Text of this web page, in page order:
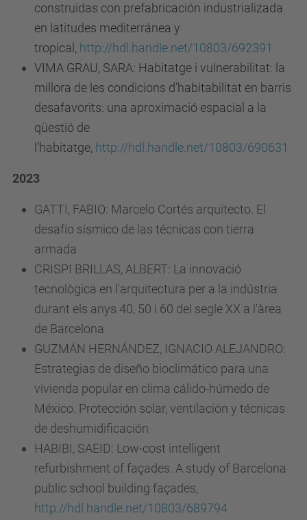
construidas con prefabricación industrializada
en latitudes mediterránea y
tropical, http://hdl.handle.net/10803/692391
VIMA GRAU, SARA: Habitatge i vulnerabilitat: la
millora de les condicions d’habitabilitat en barris
desafavorits: una aproximació espacial a la
qüestió de
l’habitatge, http://hdl.handle.net/10803/690631
2023
GATTI, FABIO: Marcelo Cortés arquitecto. El
desafío sísmico de las técnicas con tierra
armada
CRISPI BRILLAS, ALBERT: La innovació
tecnològica en l'arquitectura per a la indústria
durant els anys 40, 50 i 60 del segle XX a l'àrea
de Barcelona
GUZMÁN HERNÁNDEZ, IGNACIO ALEJANDRO:
Estrategias de diseño bioclimático para una
vivienda popular en clima cálido-húmedo de
México. Protección solar, ventilación y técnicas
de deshumidificación
HABIBI, SAEID: Low-cost intelligent
refurbishment of façades. A study of Barcelona
public school building façades,
http://hdl.handle.net/10803/689794